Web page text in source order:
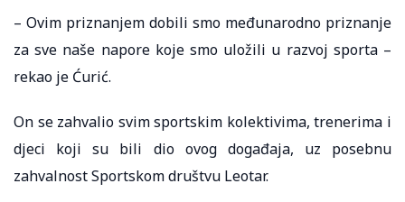
– Ovim priznanjem dobili smo međunarodno priznanje
za sve naše napore koje smo uložili u razvoj sporta –
rekao je Ćurić.
On se zahvalio svim sportskim kolektivima, trenerima i
djeci koji su bili dio ovog događaja, uz posebnu
zahvalnost Sportskom društvu Leotar.